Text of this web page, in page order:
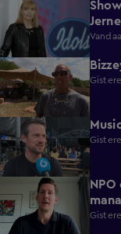
5:12
1:14
1:11